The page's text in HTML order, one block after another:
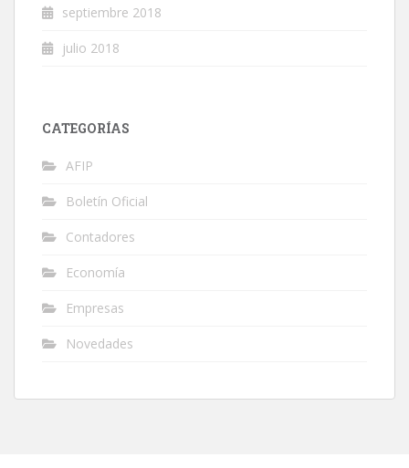
septiembre 2018
julio 2018
CATEGORÍAS
AFIP
Boletín Oficial
Contadores
Economía
Empresas
Novedades